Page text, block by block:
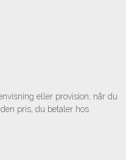
eller provision, når du
pris, du betaler hos